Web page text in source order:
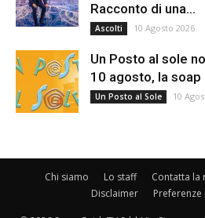
Racconto di una...
Ascolti 10 Agosto 2026
Un Posto al sole
10 agosto, la soap
Un Posto al Sole 10
Chi siamo Lo staff Contatta la
Disclaimer